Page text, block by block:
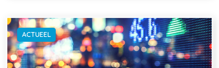
ACTUEEL